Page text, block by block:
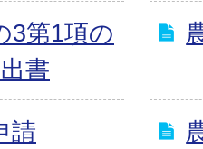
3第1項の
書
請